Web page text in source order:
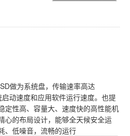
做为系统盘，传输速率高达
动速度和应用软件运行速度。也提
定性高、容量大、速度快的高性能机
心的布局设计，能够全天候安全运
、低噪音，流畅的运行